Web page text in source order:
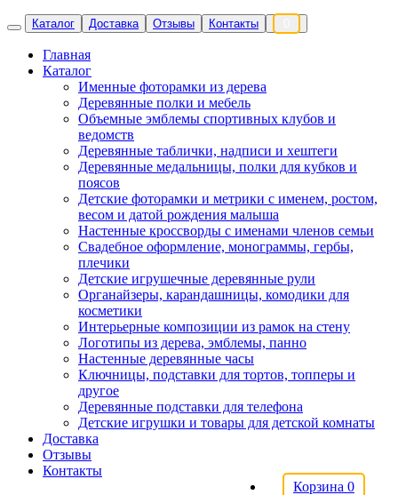
Каталог Доставка Отзывы Контакты
Главная
Каталог
Именные фоторамки из дерева
Деревянные полки и мебель
Объемные эмблемы спортивных клубов и
ведомств
Деревянные таблички, надписи и хештеги
Деревянные медальницы, полки для кубков и
поясов
Детские фоторамки и метрики с именем, ростом,
весом и датой рождения малыша
Настенные кроссворды с именами членов семьи
Свадебное оформление, монограммы, гербы,
плечики
Детские игрушечные деревянные рули
Органайзеры, карандашницы, комодики для
косметики
Интерьерные композиции из рамок на стену
Логотипы из дерева, эмблемы, панно
Настенные деревянные часы
Ключницы, подставки для тортов, топперы и
другое
Деревянные подставки для телефона
Детские игрушки и товары для детской комнаты
Доставка
Отзывы
Контакты
Корзина 0